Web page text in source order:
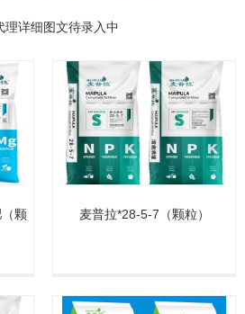
理详细图文待录入中
颗 麦普拉*28-5-7（颗粒）